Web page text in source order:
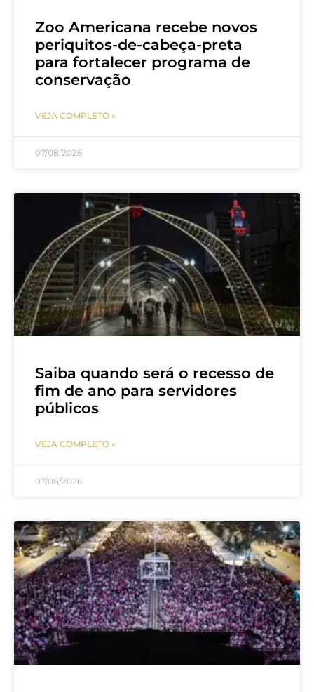
Zoo Americana recebe novos
periquitos-de-cabeça-preta
para fortalecer programa de
conservação
VEJA COMPLETO »
07/08/2026
Saiba quando será o recesso de
fim de ano para servidores
públicos
VEJA COMPLETO »
07/08/2026